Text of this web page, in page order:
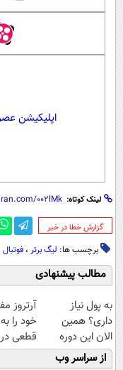
اپلیکیشن
لینک کوتاه:
‌گزارش خطا در خبر
برچسب ها: لیگ برتر ، فوتبال
مطالب پیشنهادی
به پول نیاز
داری؟ همین
الان این دوره
رایگان رو شرکت
آرتروز
خود را
قطعی
کنید!
از سراسر وب